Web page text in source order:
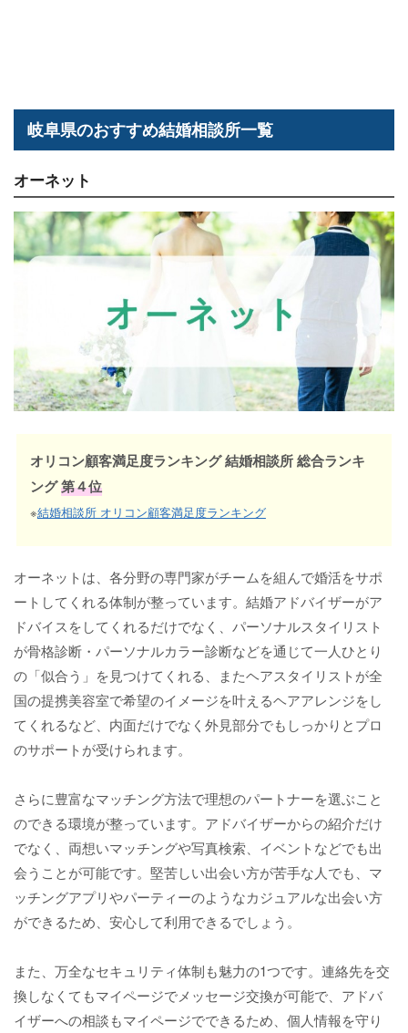
岐阜県のおすすめ結婚相談所一覧
オーネット
オリコン顧客満足度ランキング 結婚相談所 総合ランキ
ング第４位
※結婚相談所 オリコン顧客満足度ランキング
オーネットは、各分野の専門家がチームを組んで婚活をサポ
ートしてくれる体制が整っています。結婚アドバイザーがア
ドバイスをしてくれるだけでなく、パーソナルスタイリスト
が骨格診断・パーソナルカラー診断などを通じて一人ひとり
の「似合う」を見つけてくれる、またヘアスタイリストが全
国の提携美容室で希望のイメージを叶えるヘアアレンジをし
てくれるなど、内面だけでなく外見部分でもしっかりとプロ
のサポートが受けられます。
さらに豊富なマッチング方法で理想のパートナーを選ぶこと
のできる環境が整っています。アドバイザーからの紹介だけ
でなく、両想いマッチングや写真検索、イベントなどでも出
会うことが可能です。堅苦しい出会い方が苦手な人でも、マ
ッチングアプリやパーティーのようなカジュアルな出会い方
ができるため、安心して利用できるでしょう。
また、万全なセキュリティ体制も魅力の1つです。連絡先を交
換しなくてもマイページでメッセージ交換が可能で、アドバ
イザーへの相談もマイページでできるため、個人情報を守り